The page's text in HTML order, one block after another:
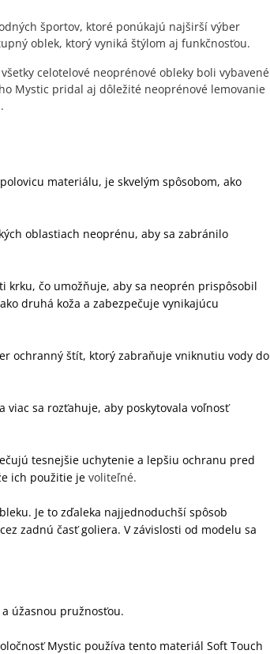
športov, ktoré ponúkajú najširší výber
oblek, ktorý vyniká štýlom aj funkčnosťou.
celotelové neoprénové obleky boli vybavené
Mystic pridal aj dôležité neoprénové lemovanie
materiálu, je skvelým spôsobom, ako
oblastiach neoprénu, aby sa zabránilo
krku, čo umožňuje, aby sa neoprén prispôsobil
druhá koža a zabezpečuje vynikajúcu
ochranný štít, ktorý zabraňuje vniknutiu vody do
viac sa rozťahuje, aby poskytovala voľnosť
tesnejšie uchytenie a lepšiu ochranu pred
ich použitie je voliteľné.
Je to zďaleka najjednoduchší spôsob
zadnú časť goliera. V závislosti od modelu sa
úžasnou pružnosťou.
Mystic používa tento materiál Soft Touch